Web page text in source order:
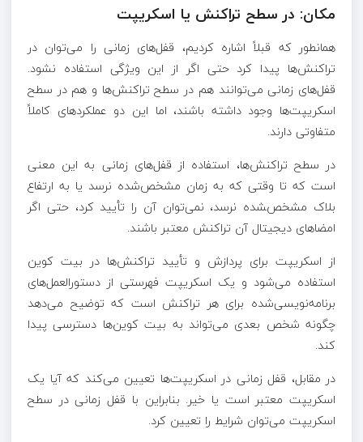
مکان: در سطح تراکنش یا اسکریپت
همانطور که قبلاً اشاره کردیم، قفل‌های زمانی را می‌توان در
تراکنش‌ها پیدا کرد حتی اگر از این ویژگی استفاده نشود.
قفل‌های زمانی می‌توانند هم در سطح تراکنش‌ها و هم در سطح
اسکریپت‌ها وجود داشته باشند، اما این دو عملکردهای کاملاً
متفاوتی دارند.
در سطح تراکنش‌ها، استفاده از قفل‌های زمانی به این معنی
است که تا وقتی که به زمان مشخص‌شده نرسد یا به ارتفاع
بلاک مشخص‌‍شده نرسد، نمی‌توان آن را تأیید کرد، حتی اگر
امضاهای دیجیتال آن تراکنش معتبر باشند.
از اسکریپت برای پردازش و تأیید تراکنش‌ها در بیت کوین
استفاده می‌شود و یک اسکریپت فهرستی از دستورالعمل‌های
برنامه‌نویسی‌شده برای هر تراکنش است که توضیح می‌دهد
چگونه شخص بعدی می‌تواند به بیت کوین‌ها دسترسی پیدا
کند.
در مقابل، قفل زمانی در اسکریپت‌ها تعیین می‌کند که آیا یک
اسکریپت معتبر است یا خیر. بنابراین با قفل زمانی در سطح
اسکریپت می‌توان شرایط را تعیین کرد.